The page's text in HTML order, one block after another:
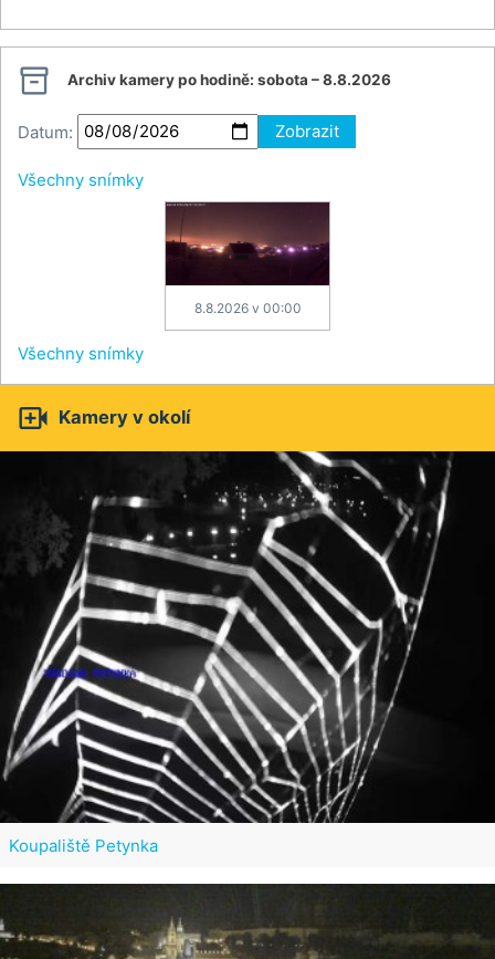
 Archiv kamery po hodině: sobota – 8.8.2026
Datum: Zobrazit
Všechny snímky
8.8.2026 v 00:00
Všechny snímky
 Kamery v okolí
Koupaliště Petynka